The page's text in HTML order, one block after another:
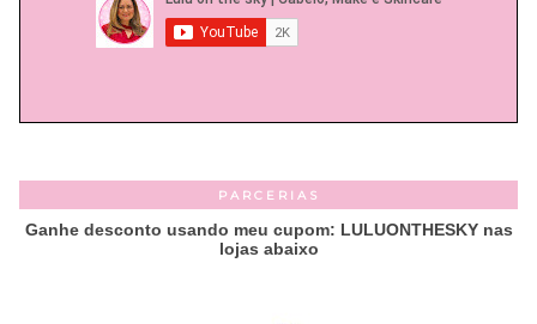
PARCERIAS
Ganhe desconto usando meu cupom: LULUONTHESKY nas
lojas abaixo